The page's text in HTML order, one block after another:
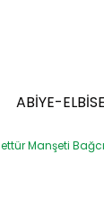
ABİYE-ELBİSE
Manşeti